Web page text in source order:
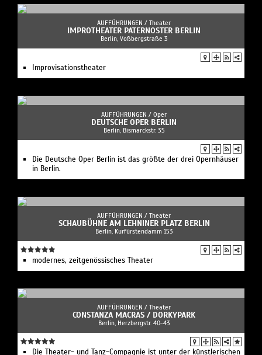
AUFFÜHRUNGEN / Theater
IMPROTHEATER PATERNOSTER BERLIN
Berlin, Voßbergstraße 3
Improvisationstheater
AUFFÜHRUNGEN / Oper
DEUTSCHE OPER BERLIN
Berlin, Bismarckstr. 35
Die Deutsche Oper Berlin ist das größte der drei Opernhäuser
in Berlin.
AUFFÜHRUNGEN / Theater
SCHAUBÜHNE AM LEHNINER PLATZ BERLIN
Berlin, Kurfürstendamm 153
modernes, zeitgenössisches Theater
AUFFÜHRUNGEN / Theater
CONSTANZA MACRAS / DORKYPARK
Berlin, Herzbergstr. 40-43
Die Theater- und Tanz-Compagnie ist unter der künstlerischen